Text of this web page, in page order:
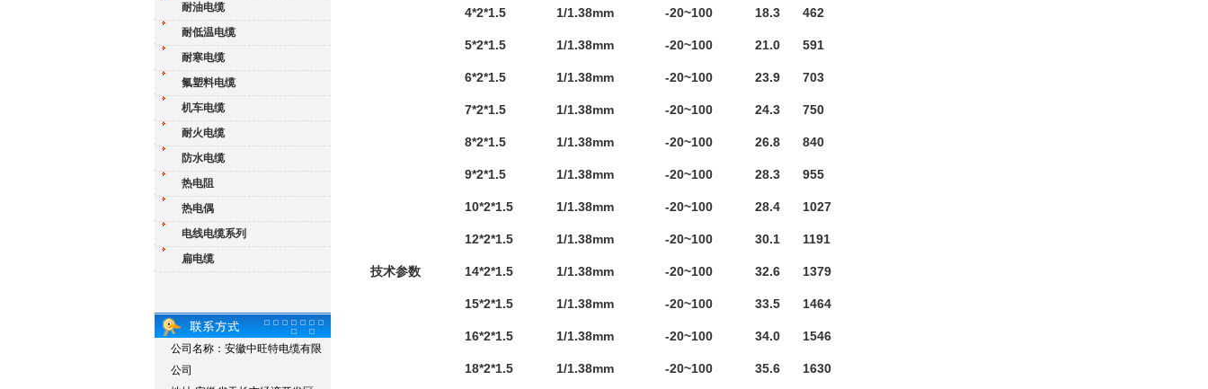
耐油电缆
耐低温电缆
耐寒电缆
氟塑料电缆
机车电缆
耐火电缆
防水电缆
热电阻
热电偶
电线电缆系列
扁电缆
公司名称：安徽中旺特电缆有限
公司
技术参数
4*2*1.5 1/1.38mm -20~100 18.3 462
5*2*1.5 1/1.38mm -20~100 21.0 591
6*2*1.5 1/1.38mm -20~100 23.9 703
7*2*1.5 1/1.38mm -20~100 24.3 750
8*2*1.5 1/1.38mm -20~100 26.8 840
9*2*1.5 1/1.38mm -20~100 28.3 955
10*2*1.5 1/1.38mm -20~100 28.4 1027
12*2*1.5 1/1.38mm -20~100 30.1 1191
14*2*1.5 1/1.38mm -20~100 32.6 1379
15*2*1.5 1/1.38mm -20~100 33.5 1464
16*2*1.5 1/1.38mm -20~100 34.0 1546
18*2*1.5 1/1.38mm -20~100 35.6 1630